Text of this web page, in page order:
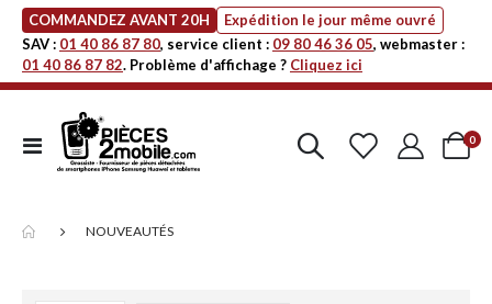
COMMANDEZ AVANT 20H
Expédition le jour même ouvré
SAV : 01 40 86 87 80, service client : 09 80 46 36 05, webmaster :
01 40 86 87 82. Problème d'affichage ? Cliquez ici
Affichage
navigation
Cart
0
NOUVEAUTÉS